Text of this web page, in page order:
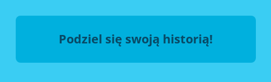
Podziel się swoją historią!